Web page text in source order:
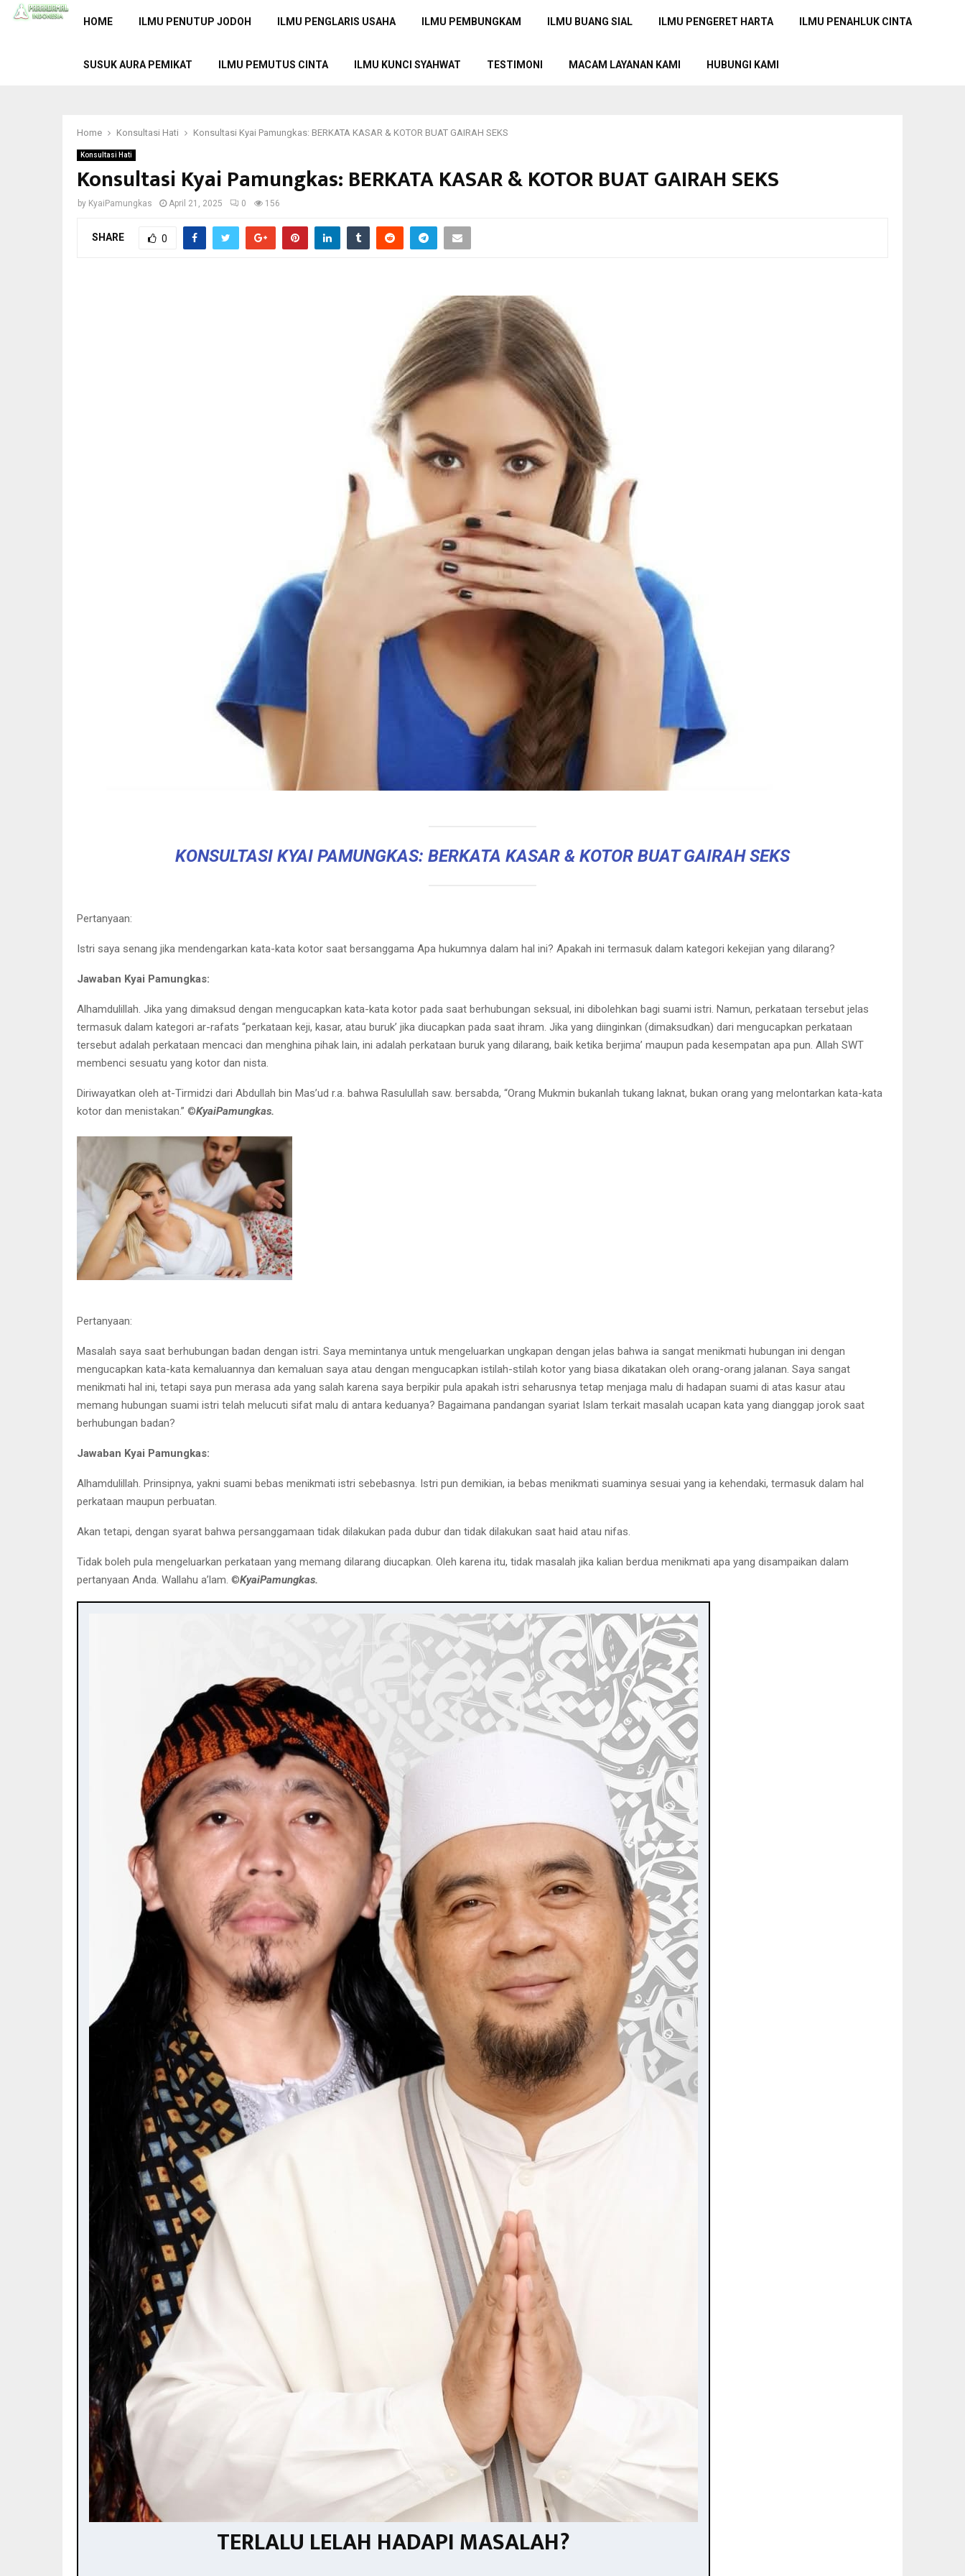
HOME ILMU PENUTUP JODOH ILMU PENGLARIS USAHA ILMU PEMBUNGKAM ILMU BUANG SIAL ILMU PENGERET HARTA ILMU PENAHLUK CINTA
SUSUK AURA PEMIKAT ILMU PEMUTUS CINTA ILMU KUNCI SYAHWAT TESTIMONI MACAM LAYANAN KAMI HUBUNGI KAMI
Home Konsultasi Hati Konsultasi Kyai Pamungkas: BERKATA KASAR & KOTOR BUAT GAIRAH SEKS
Konsultasi Hati
Konsultasi Kyai Pamungkas: BERKATA KASAR & KOTOR BUAT GAIRAH SEKS
by KyaiPamungkas April 21, 2025 0 156
SHARE 0
KONSULTASI KYAI PAMUNGKAS: BERKATA KASAR & KOTOR BUAT GAIRAH SEKS
Pertanyaan:
Istri saya senang jika mendengarkan kata-kata kotor saat bersanggama Apa hukumnya dalam hal ini? Apakah ini termasuk dalam kategori kekejian yang dilarang?
Jawaban Kyai Pamungkas:
Alhamdulillah. Jika yang dimaksud dengan mengucapkan kata-kata kotor pada saat berhubungan seksual, ini dibolehkan bagi suami istri. Namun, perkataan tersebut jelas
termasuk dalam kategori ar-rafats “perkataan keji, kasar, atau buruk’ jika diucapkan pada saat ihram. Jika yang diinginkan (dimaksudkan) dari mengucapkan perkataan
tersebut adalah perkataan mencaci dan menghina pihak lain, ini adalah perkataan buruk yang dilarang, baik ketika berjima’ maupun pada kesempatan apa pun. Allah SWT
membenci sesuatu yang kotor dan nista.
Diriwayatkan oleh at-Tirmidzi dari Abdullah bin Mas’ud r.a. bahwa Rasulullah saw. bersabda, “Orang Mukmin bukanlah tukang laknat, bukan orang yang melontarkan kata-kata
kotor dan menistakan.” ©️KyaiPamungkas.
Pertanyaan:
Masalah saya saat berhubungan badan dengan istri. Saya memintanya untuk mengeluarkan ungkapan dengan jelas bahwa ia sangat menikmati hubungan ini dengan
mengucapkan kata-kata kemaluannya dan kemaluan saya atau dengan mengucapkan istilah-stilah kotor yang biasa dikatakan oleh orang-orang jalanan. Saya sangat
menikmati hal ini, tetapi saya pun merasa ada yang salah karena saya berpikir pula apakah istri seharusnya tetap menjaga malu di hadapan suami di atas kasur atau
memang hubungan suami istri telah melucuti sifat malu di antara keduanya? Bagaimana pandangan syariat Islam terkait masalah ucapan kata yang dianggap jorok saat
berhubungan badan?
Jawaban Kyai Pamungkas:
Alhamdulillah. Prinsipnya, yakni suami bebas menikmati istri sebebasnya. Istri pun demikian, ia bebas menikmati suaminya sesuai yang ia kehendaki, termasuk dalam hal
perkataan maupun perbuatan.
Akan tetapi, dengan syarat bahwa persanggamaan tidak dilakukan pada dubur dan tidak dilakukan saat haid atau nifas.
Tidak boleh pula mengeluarkan perkataan yang memang dilarang diucapkan. Oleh karena itu, tidak masalah jika kalian berdua menikmati apa yang disampaikan dalam
pertanyaan Anda. Wallahu a’lam. ©️KyaiPamungkas.
TERLALU LELAH HADAPI MASALAH?